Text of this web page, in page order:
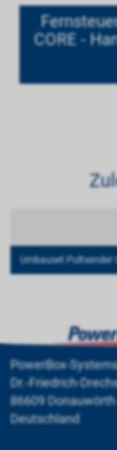
CORE -
Umbauset Pultsender
PowerBox-
Dr.-Friedrich-
86609 Donauwörth
Deutschland